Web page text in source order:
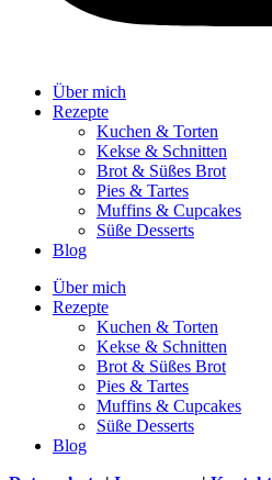
Über mich
Rezepte
Kuchen & Torten
Kekse & Schnitten
Brot & Süßes Brot
Pies & Tartes
Muffins & Cupcakes
Süße Desserts
Blog
Über mich
Rezepte
Kuchen & Torten
Kekse & Schnitten
Brot & Süßes Brot
Pies & Tartes
Muffins & Cupcakes
Süße Desserts
Blog